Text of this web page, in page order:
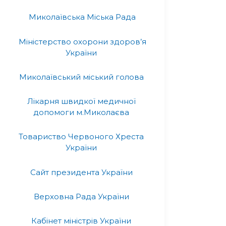
Миколаївська Міська Рада
Міністерство охорони здоров’я
України
Миколаївський міський голова
Лікарня швидкої медичної
допомоги м.Миколаєва
Товариство Червоного Хреста
України
Сайт президента України
Верховна Рада України
Кабінет міністрів України